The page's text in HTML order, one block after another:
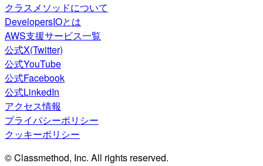
クラスメソッドについて
DevelopersIOとは
AWS支援サービス一覧
公式X(Twitter)
公式YouTube
公式Facebook
公式LinkedIn
アクセス情報
プライバシーポリシー
クッキーポリシー
© Classmethod, Inc. All rights reserved.